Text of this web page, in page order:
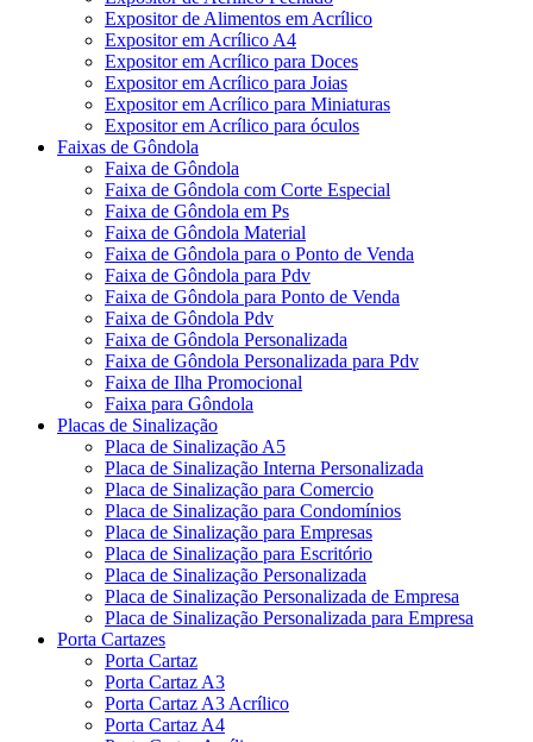
Expositor de Alimentos em Acrílico
Expositor em Acrílico A4
Expositor em Acrílico para Doces
Expositor em Acrílico para Joias
Expositor em Acrílico para Miniaturas
Expositor em Acrílico para óculos
Faixas de Gôndola
Faixa de Gôndola
Faixa de Gôndola com Corte Especial
Faixa de Gôndola em Ps
Faixa de Gôndola Material
Faixa de Gôndola para o Ponto de Venda
Faixa de Gôndola para Pdv
Faixa de Gôndola para Ponto de Venda
Faixa de Gôndola Pdv
Faixa de Gôndola Personalizada
Faixa de Gôndola Personalizada para Pdv
Faixa de Ilha Promocional
Faixa para Gôndola
Placas de Sinalização
Placa de Sinalização A5
Placa de Sinalização Interna Personalizada
Placa de Sinalização para Comercio
Placa de Sinalização para Condomínios
Placa de Sinalização para Empresas
Placa de Sinalização para Escritório
Placa de Sinalização Personalizada
Placa de Sinalização Personalizada de Empresa
Placa de Sinalização Personalizada para Empresa
Porta Cartazes
Porta Cartaz
Porta Cartaz A3
Porta Cartaz A3 Acrílico
Porta Cartaz A4